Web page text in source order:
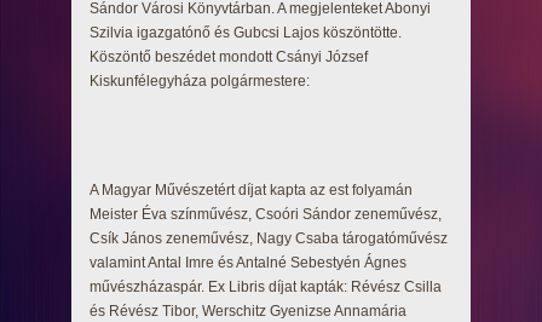
Sándor Városi Könyvtárban. A megjelenteket Abonyi
Szilvia igazgatónő és Gubcsi Lajos köszöntötte.
Köszöntő beszédet mondott Csányi József
Kiskunfélegyháza polgármestere:
A Magyar Művészetért díjat kapta az est folyamán
Meister Éva színművész, Csoóri Sándor zeneművész,
Csík János zeneművész, Nagy Csaba tárogatóművész
valamint Antal Imre és Antalné Sebestyén Ágnes
művészházaspár. Ex Libris díjat kapták: Révész Csilla
és Révész Tibor, Werschitz Gyenizse Annamária